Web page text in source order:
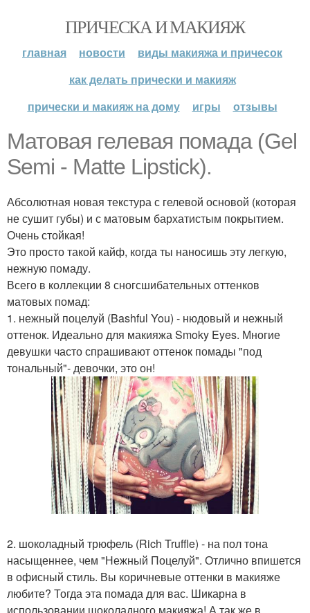
ПРИЧЕСКА И МАКИЯЖ
главная новости
виды макияжа и причесок
как делать прически и макияж
прически и макияж на дому
игры отзывы
Матовая гелевая помада (Gel
Semi - Matte Lipstick).
Абсолютная новая текстура с гелевой основой (которая
не сушит губы) и с матовым бархатистым покрытием.
Очень стойкая!
Это просто такой кайф, когда ты наносишь эту легкую,
нежную помаду.
Всего в коллекции 8 сногсшибательных оттенков
матовых помад:
1. нежный поцелуй (Bashful You) - нюдовый и нежный
оттенок. Идеально для макияжа Smoky Eyes. Многие
девушки часто спрашивают оттенок помады "под
тональный"- девочки, это он!
2. шоколадный трюфель (Rich Truffle) - на пол тона
насыщеннее, чем "Нежный Поцелуй". Отлично впишется
в офисный стиль. Вы коричневые оттенки в макияже
любите? Тогда эта помада для вас. Шикарна в